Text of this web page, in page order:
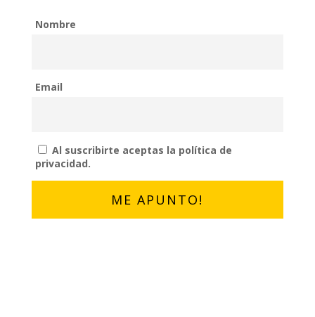
Nombre
Email
Al suscribirte aceptas la política de
privacidad.